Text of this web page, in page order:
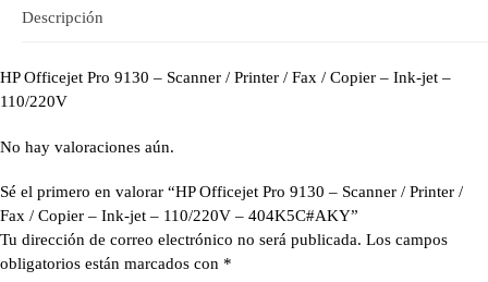
Descripción
HP Officejet Pro 9130 – Scanner / Printer / Fax / Copier – Ink-jet –
110/220V
No hay valoraciones aún.
Sé el primero en valorar “HP Officejet Pro 9130 – Scanner / Printer /
Fax / Copier – Ink-jet – 110/220V – 404K5C#AKY”
Tu dirección de correo electrónico no será publicada. Los campos
obligatorios están marcados con *